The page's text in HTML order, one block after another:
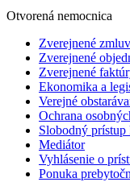
Otvorená nemocnica
Zverejnené
Zverejnené
Zverejnené
Ekonomika a
Verejné
Ochrana
Slobodný
Mediátor
Vyhlásenie o
Ponuka